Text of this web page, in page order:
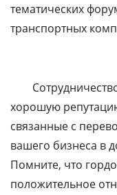
тематических
транспортных
хорошую
связанные с
вашего бизнеса в
Помните, что
положительное